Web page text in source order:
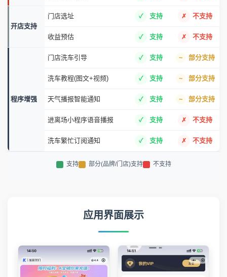
开店支持
门店选址 支持 不支持
收益预估 支持 不支持
程序增强
门店洗车引导 支持 部分支持
洗车教程(图文+视频) 支持 部分支持
天气播报智能通知 支持 部分支持
进离场小程序语音播报 支持 不支持
洗车繁忙订阅通知 支持 不支持
支持 部分(品牌/门店)支持 不支持
应用界面展示